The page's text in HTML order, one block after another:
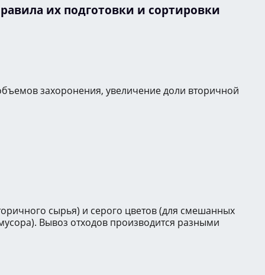
их подготовки и сортировки
захоронения, увеличение доли вторичной
сырья) и серого цветов (для смешанных
Вывоз отходов производится разными